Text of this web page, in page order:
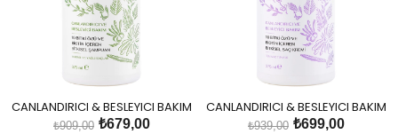
CANLANDIRICI & BESLEYICI BAKIM
- 10 BITKI ÖZÜ VE BIOTIN IÇEREN
₺679,00
₺909,00
CANLANDIRICI & BESLEYICI BAKIM
- 10 BITKI ÖZÜ VE BIOTIN IÇEREN
₺699,00
₺939,00